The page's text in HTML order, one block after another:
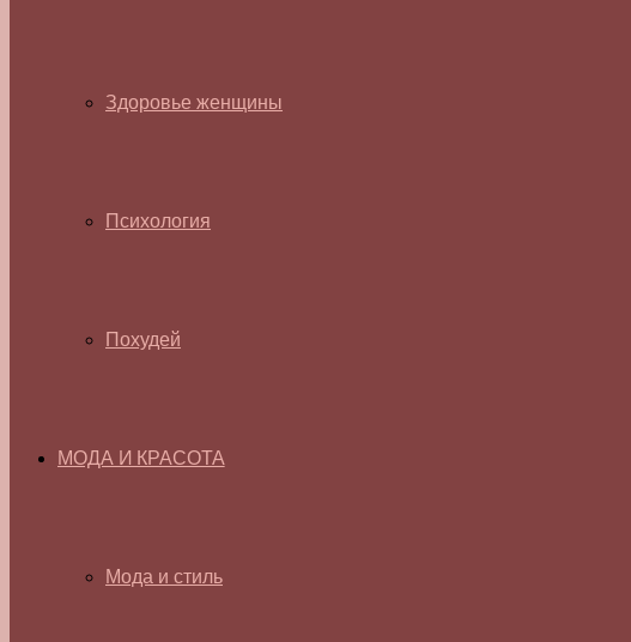
Здоровье женщины
Психология
Похудей
МОДА И КРАСОТА
Мода и стиль